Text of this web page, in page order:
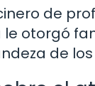
de
le otorgó
de